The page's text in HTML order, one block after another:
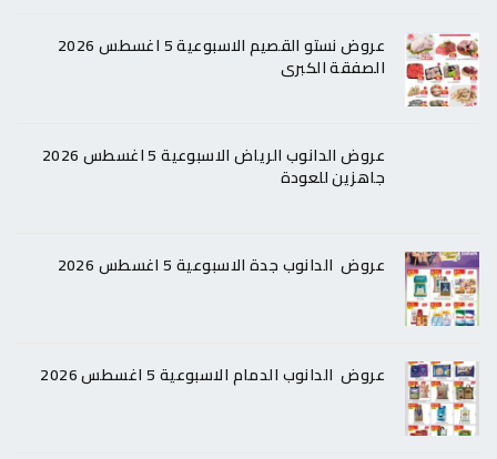
عروض نستو القصيم الاسبوعية 5 اغسطس 2026
الصفقة الكبرى
عروض الدانوب الرياض الاسبوعية 5 اغسطس 2026
جاهزين للعودة
عروض الدانوب جدة الاسبوعية 5 اغسطس 2026
عروض الدانوب الدمام الاسبوعية 5 اغسطس 2026